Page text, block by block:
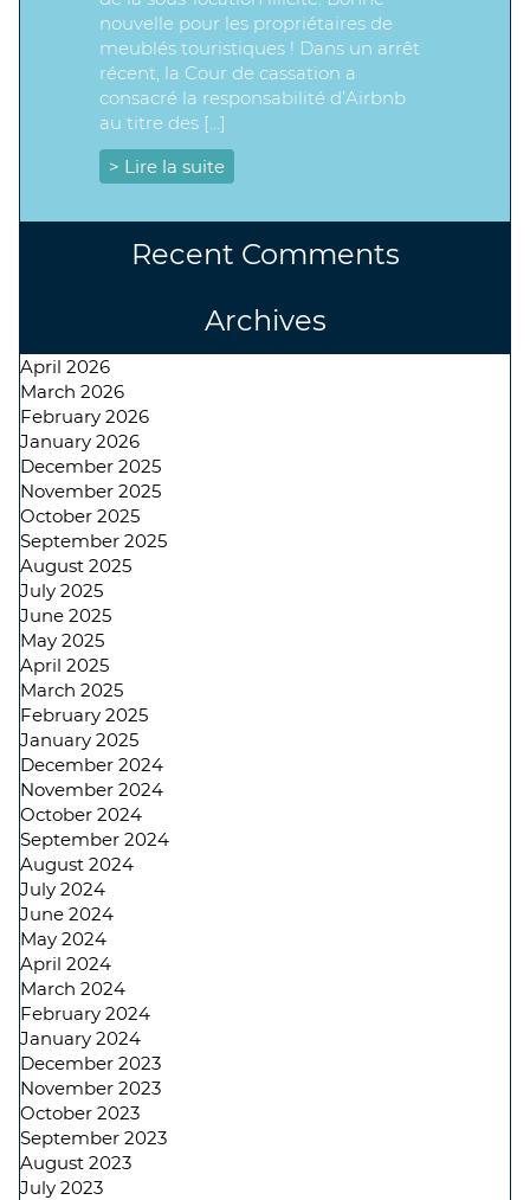
nouvelle pour les propriétaires de
meublés touristiques ! Dans un arrêt
récent, la Cour de cassation a
consacré la responsabilité d’Airbnb
au titre des […]
> Lire la suite
Recent Comments
Archives
April 2026
March 2026
February 2026
January 2026
December 2025
November 2025
October 2025
September 2025
August 2025
July 2025
June 2025
May 2025
April 2025
March 2025
February 2025
January 2025
December 2024
November 2024
October 2024
September 2024
August 2024
July 2024
June 2024
May 2024
April 2024
March 2024
February 2024
January 2024
December 2023
November 2023
October 2023
September 2023
August 2023
July 2023